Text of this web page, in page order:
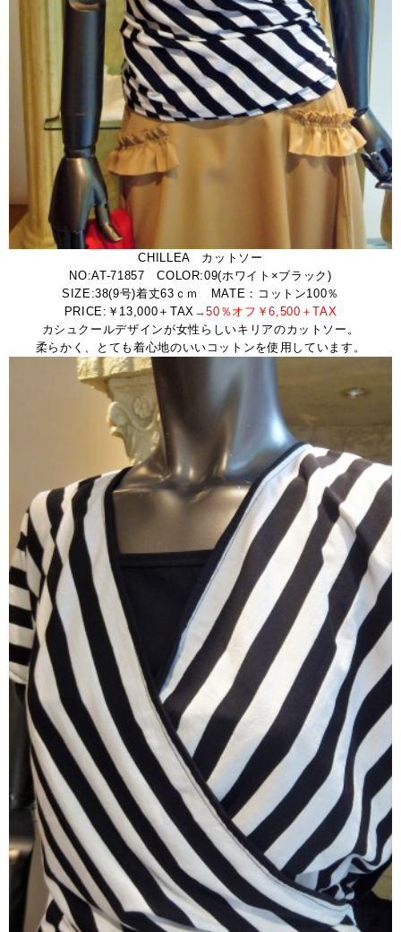
CHILLEA カットソー
NO:AT-71857 COLOR:09(ホワイト×ブラック)
SIZE:38(9号)着丈63ｃｍ MATE：コットン100％
PRICE:￥13,000＋TAX →50％オフ￥6,500＋TAX
カシュクールデザインが女性らしいキリアのカットソー。
柔らかく、とても着心地のいいコットンを使用しています。